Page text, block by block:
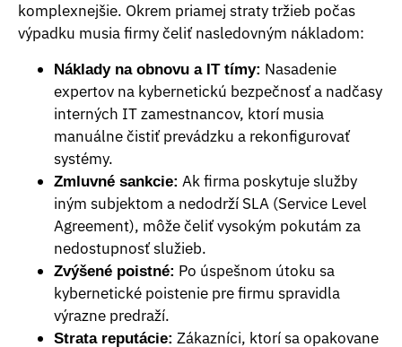
komplexnejšie. Okrem priamej straty tržieb počas
výpadku musia firmy čeliť nasledovným nákladom:
Náklady na obnovu a IT tímy: Nasadenie
expertov na kybernetickú bezpečnosť a nadčasy
interných IT zamestnancov, ktorí musia
manuálne čistiť prevádzku a rekonfigurovať
systémy.
Zmluvné sankcie: Ak firma poskytuje služby
iným subjektom a nedodrží SLA (Service Level
Agreement), môže čeliť vysokým pokutám za
nedostupnosť služieb.
Zvýšené poistné: Po úspešnom útoku sa
kybernetické poistenie pre firmu spravidla
výrazne predraží.
Strata reputácie: Zákazníci, ktorí sa opakovane